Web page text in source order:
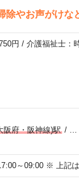
除やお声がけ
円 / 介護福祉士：
阪府・阪神線)駅/
～09:00 ※ 上記